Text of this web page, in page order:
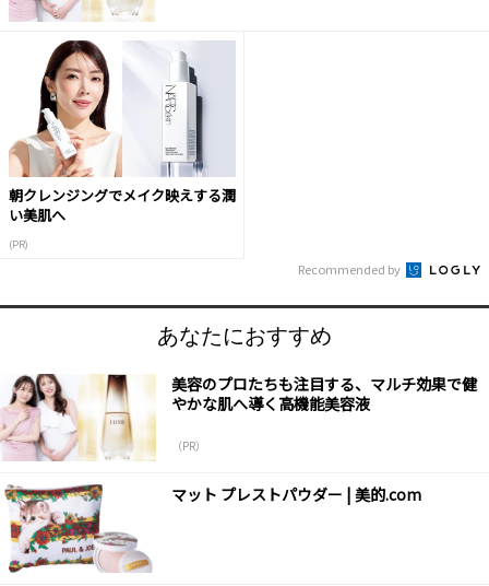
朝クレンジングでメイク映えする潤
い美肌へ
(PR)
Recommended by
あなたにおすすめ
美容のプロたちも注目する、マルチ効果で健
やかな肌へ導く高機能美容液
（PR）
マット プレストパウダー | 美的.com